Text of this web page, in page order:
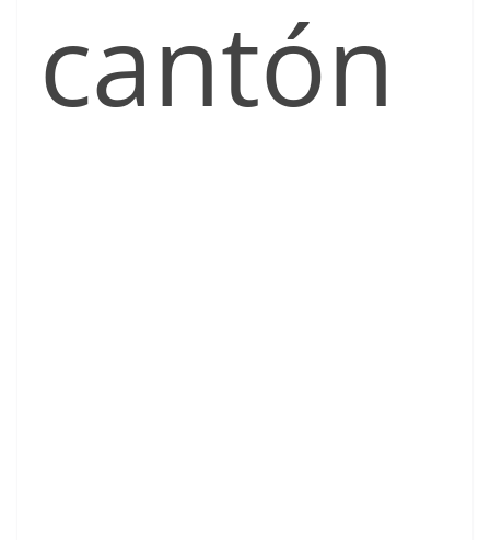
cantón